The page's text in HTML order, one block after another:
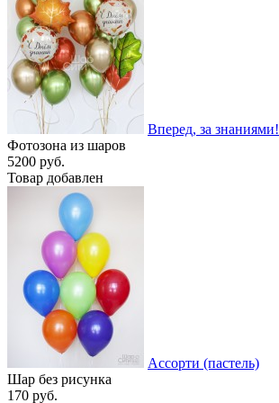
Вперед, за знаниями!
Фотозона из шаров
5200 руб.
Товар добавлен
Ассорти (пастель)
Шар без рисунка
170 руб.